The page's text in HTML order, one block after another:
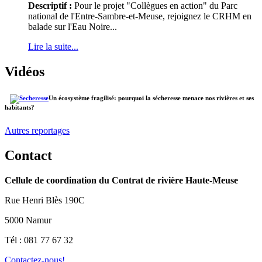
Descriptif : Pour le projet "Collègues en action" du Parc
national de l'Entre-Sambre-et-Meuse, rejoignez le CRHM en
balade sur l'Eau Noire...
Lire la suite...
Vidéos
Un écosystème fragilisé: pourquoi la sécheresse menace nos rivières et ses
habitants?
Autres reportages
Contact
Cellule de coordination du Contrat de rivière Haute-Meuse
Rue Henri Blès 190C
5000 Namur
Tél : 081 77 67 32
Contactez-nous!